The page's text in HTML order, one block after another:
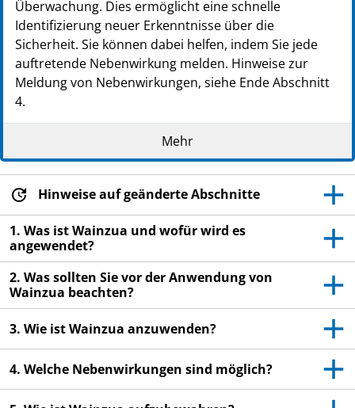
Überwachung. Dies ermöglicht eine schnelle
Identifizierung neuer Erkenntnisse über die
Sicherheit. Sie können dabei helfen, indem Sie jede
auftretende Nebenwirkung melden. Hinweise zur
Meldung von Nebenwirkungen, siehe Ende Abschnitt
4.
Lesen Sie die gesamte Packungsbeilage sorgfältig
durch, bevor Sie mit der Anwendung dieses
Arzneimittels beginnen, denn sie enthält wichtige
Informationen.
Heben Sie die Packungsbeilage auf. Vielleicht
möchten Sie diese später nochmals lesen.
Wenn Sie weitere Fragen haben, wenden Sie sich
an Ihren Arzt, Apotheker oder das medizinische
Fachpersonal.
verschrieben. Geben Sie es nicht an Dritte weiter.
Es kann anderen Menschen schaden, auch wenn
diese die gleichen Beschwerden haben wie Sie.
Wenn Sie Nebenwirkungen bemerken, wenden Sie
Mehr
Hinweise auf geänderte Abschnitte
1. Was ist Wainzua und wofür wird es
angewendet?
2. Was sollten Sie vor der Anwendung von
Wainzua beachten?
3. Wie ist Wainzua anzuwenden?
4. Welche Nebenwirkungen sind möglich?